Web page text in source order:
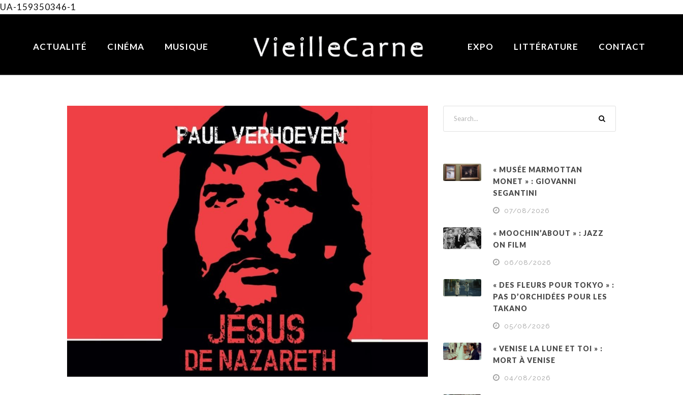
UA-159350346-1
ACTUALITÉ CINÉMA MUSIQUE EXPO LITTÉRATURE CONTACT
« MUSÉE MARMOTTAN
MONET » : GIOVANNI
SEGANTINI
07/08/2026
« MOOCHIN’ABOUT » : JAZZ
ON FILM
06/08/2026
« DES FLEURS POUR TOKYO » :
PAS D’ORCHIDÉES POUR LES
TAKANO
05/08/2026
« VENISE LA LUNE ET TOI » :
MORT À VENISE
04/08/2026